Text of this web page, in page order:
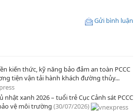
Gửi bình luận
kiến thức, kỹ năng bảo đảm an toàn PCCC
tiện vận tải hành khách đường thủy...
xanh 2026 – tuổi trẻ Cục Cảnh sát PCCC
vệ môi trường (30/07/2026)